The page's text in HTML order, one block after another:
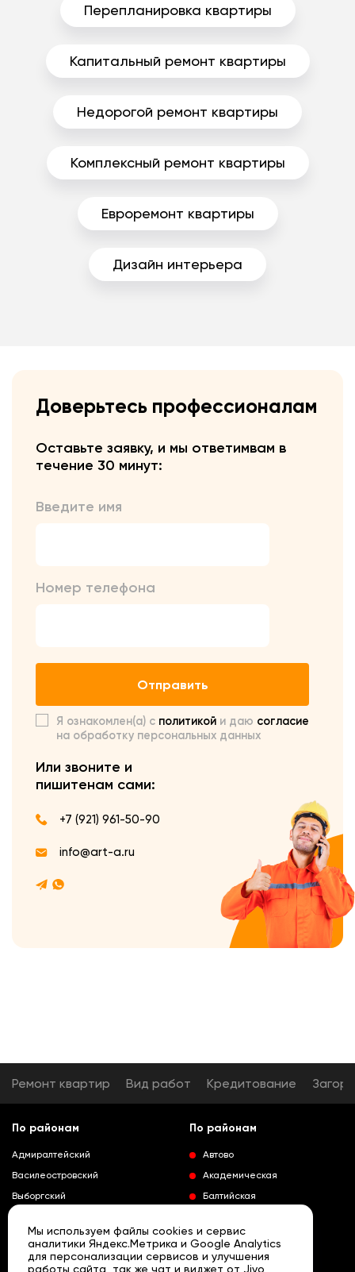
Перепланировка квартиры
Капитальный ремонт квартиры
Недорогой ремонт квартиры
Комплексный ремонт квартиры
Евроремонт квартиры
Дизайн интерьера
Доверьтесь профессионалам
Оставьте заявку, и мы ответимвам в
течение 30 минут:
Введите имя
Номер телефона
Отправить
Я ознакомлен(а) с политикой и даю согласие
на обработку персональных данных
Или звоните и
пишитенам сами:
+7 (921) 961-50-90
info@art-a.ru
Ремонт квартир Вид работ Кредитование
По районам
Адмиралтейский
Василеостровский
Выборгский
Колпинский
Красногвардейский
По районам
Автово
Академическая
Балтийская
Выборгская
Гражданский проспект
Мы используем файлы cookies и сервис
аналитики Яндекс.Метрика и Google Analytics
для персонализации сервисов и улучшения
работы сайта, так же чат и виджет от Jivo